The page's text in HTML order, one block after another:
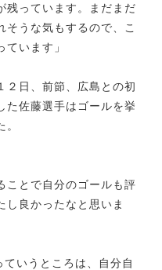
残っています。まだまだ
そうな気もするので、こ
います」
２日、前節、広島との初
た佐藤選手はゴールを挙
ことで自分のゴールも評
し良かったなと思いま
いうところは、自分自